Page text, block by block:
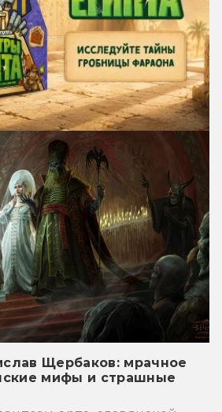
Щербаков: мрачное
мифы и страшные